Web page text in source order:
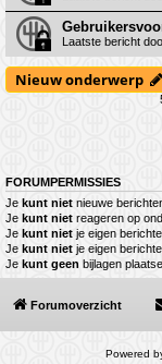
Laatste bericht
Nieuw onderwerp
FORUMPERMISSIES
Je kunt niet nieuwe
Je kunt niet reageren op
Je kunt niet je eigen
Je kunt niet je eigen
Je kunt geen bijlagen
Forumoverzicht
Powered